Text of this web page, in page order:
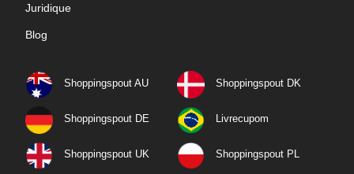
Juridique
Blog
Shoppingspout AU Shoppingspout DK
Shoppingspout DE Livrecupom
Shoppingspout UK Shoppingspout PL